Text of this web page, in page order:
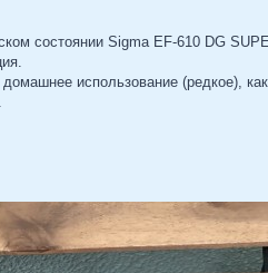
состоянии Sigma EF-610 DG
использование (редкое),